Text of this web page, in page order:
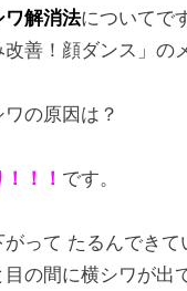
ワ解消法についてで
善！顔ダンス」の
の原因は？
！！ です。
って たるんできて
の間に横シワが出